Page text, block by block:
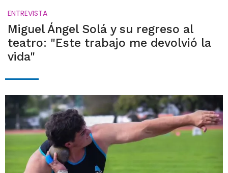
ENTREVISTA
Miguel Ángel Solá y su regreso al
teatro: "Este trabajo me devolvió la
vida"